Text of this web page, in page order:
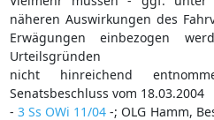
näheren Auswirkungen des
Erwägungen einbezogen
Urteilsgründen
nicht hinreichend
Senatsbeschluss vom 18.03.2004
- 3 Ss OWi 11/04 -; OLG Hamm,